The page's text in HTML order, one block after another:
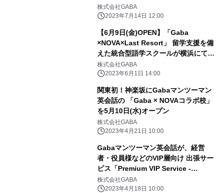
オープン
株式会社GABA
2023年7月14日 12:00
【6月9日(金)OPEN】「Gaba
×NOVA×Last Resort」 留学支援を備
えた統合型語学スクールが横浜にてグ
ランドオープン！
株式会社GABA
2023年6月1日 14:00
関東初！神楽坂にGabaマンツーマン
英会話の 「Gaba × NOVAコラボ校」
を5月10日(水)オープン
株式会社GABA
2023年4月21日 10:00
Gabaマンツーマン英会話が、経営
者・役員様などのVIP層向け 出張サー
ビス「Premium VIP Service -
Gaba-」を提供開始
株式会社GABA
2023年4月18日 10:00